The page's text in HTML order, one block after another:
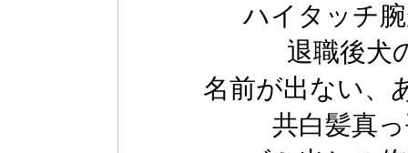
ハイタッチ
退職後犬
名前が出ない、
共白髪真